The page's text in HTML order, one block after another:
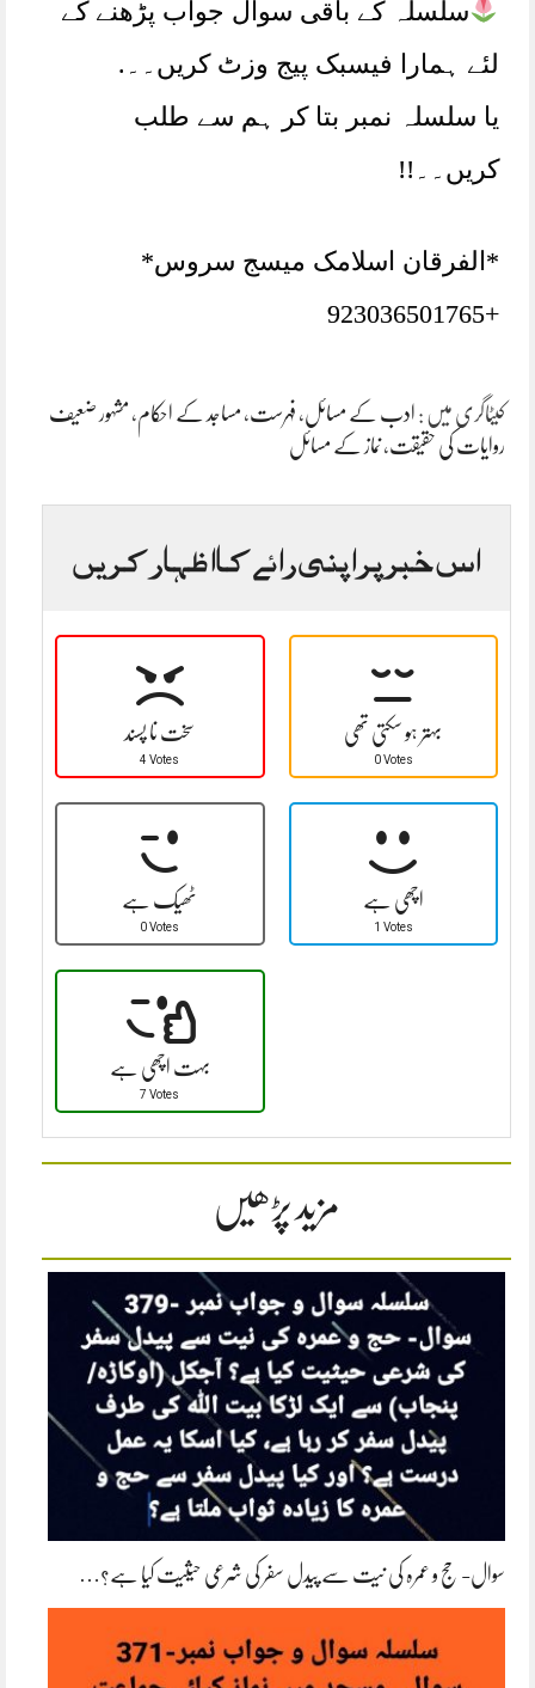
سلسلہ کے باقی سوال جواب پڑھنے کے
لئے ہمارا فیسبک پیج وزٹ کریں۔۔.
یا سلسلہ نمبر بتا کر ہم سے طلب
کریں۔۔!!
*الفرقان اسلامک میسج سروس*
+923036501765
کیٹاگری میں : ادب کے مسائل، فہرست، مساجد کے احکام ، مشہور ضعیف
روایات کی حقیقت،نماز کے مسائل
اس خبر پر اپنی رائے کا اظہار کریں
سخت نا پسند
4 Votes
بہتر ہو سکتی تھی
0 Votes
ٹھیک ہے
0 Votes
اچھی ہے
1 Votes
بہت اچھی ہے
7 Votes
مزید پڑھیں
سوال- حج و عمرہ کی نیت سے پیدل سفر کی شرعی حیثیت کیا ہے؟…